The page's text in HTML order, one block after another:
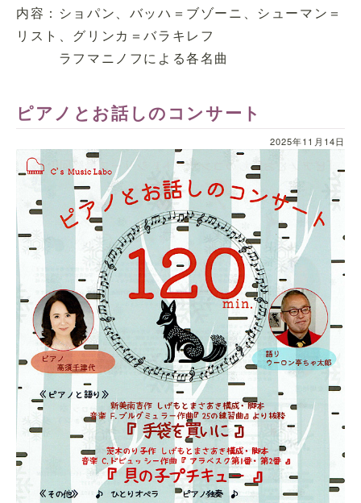
内容：ショパン、バッハ＝ブゾーニ、シューマン＝
リスト、グリンカ＝バラキレフ
ラフマニノフによる各名曲
ピアノとお話しのコンサート
2025年11月14日